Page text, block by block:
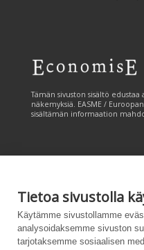
Tietoa sivustolla
Käytämme sivustollamme
analysoidaksemme sivuston
tarjotaksemme sosiaalisen
Tämän sivuston sisältö
näkemyksiä. EASME /
sisältämän informaation
Tämän sivuston tuottamiseen
LIFE-ohjelmasta. Tämän
CANEMURE-hankkeen
vastuussa sivuston sisältämän